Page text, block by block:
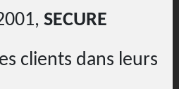
SECURE
clients dans leurs